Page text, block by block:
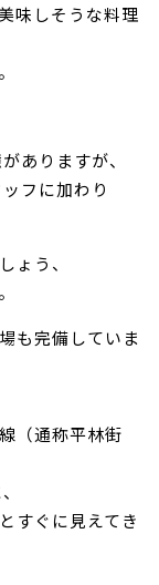
味しそうな料理
ありますが、
フに加わり
ょう、
も完備していま
（通称平林街
すぐに見えてき